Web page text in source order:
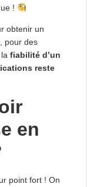
!
obtenir un
pour des
fiabilité d’un
reste
en
point fort ! On